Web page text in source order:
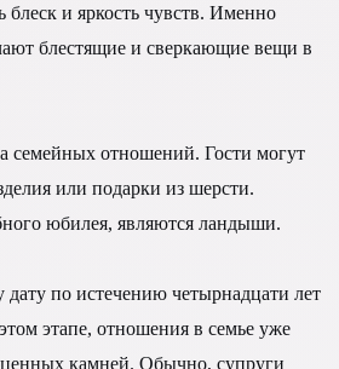
блеск и яркость чувств. Именно
блестящие и сверкающие вещи в
семейных отношений. Гости могут
или подарки из шерсти.
юбилея, являются ландыши.
по истечению четырнадцати лет
этапе, отношения в семье уже
камней. Обычно, супруги